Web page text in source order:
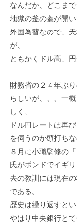
なんだか、どこま
地獄の釜の蓋が開
外国為替なので、
が、
ともかくドル高、
財務省の２４年ぶ
らしいが、、、一
しく、
ドル円レートは再
を伺うのか頭打ち
８月に小職監修の
氏がポンドでイギ
去の教訓には現在
である。
歴史は繰り返すと
やはり中央銀行と